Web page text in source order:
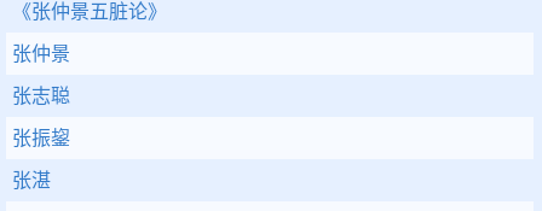
《张仲景五脏论》
张仲景
张志聪
张振鋆
张湛